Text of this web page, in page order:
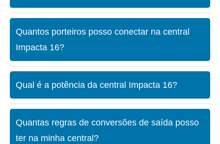
Quantos porteiros posso conectar na central
Impacta 16?
Qual é a potência da central Impacta 16?
Quantas regras de conversões de saída posso
ter na minha central?